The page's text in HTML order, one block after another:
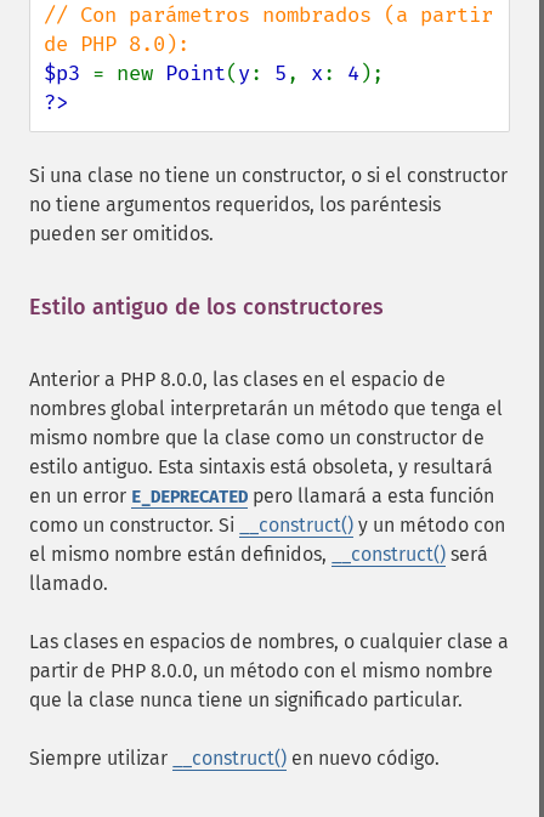
// Con parámetros nombrados (a partir
$p3 = new Point(y: 5, x: 4
?>
Si una clase no tiene un constructor, o si el constructor
no tiene argumentos requeridos, los paréntesis
pueden ser omitidos.
Estilo antiguo de los constructores
Anterior a PHP 8.0.0, las clases en el espacio de
nombres global interpretarán un método que tenga el
mismo nombre que la clase como un constructor de
estilo antiguo. Esta sintaxis está obsoleta, y resultará
en un error E_DEPRECATED pero llamará a esta función
como un constructor. Si
__construct() y un método con
el mismo nombre están definidos,
__construct() será
llamado.
Las clases en espacios de nombres, o cualquier clase a
partir de PHP 8.0.0, un método con el mismo nombre
que la clase nunca tiene un significado particular.
Siempre utilizar __construct() en nuevo código.